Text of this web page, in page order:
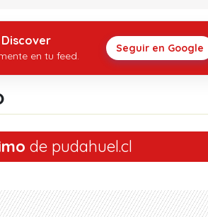
Discover
en tu feed.
Seguir en Google
de pudahuel.cl